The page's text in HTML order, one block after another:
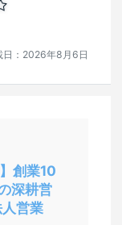
： 2026年8月6日
創業10
深耕営
営業